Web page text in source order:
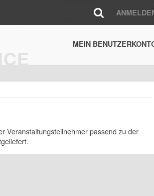
MEIN
Veranstaltungsteilnehmer passend zu der